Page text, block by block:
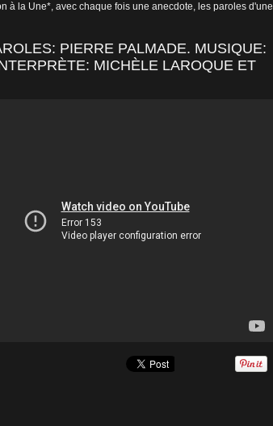
à la Une*, avec chaque fois une anecdote, les paroles d'une
PIERRE PALMADE. MUSIQUE:
MICHÈLE LAROQUE ET